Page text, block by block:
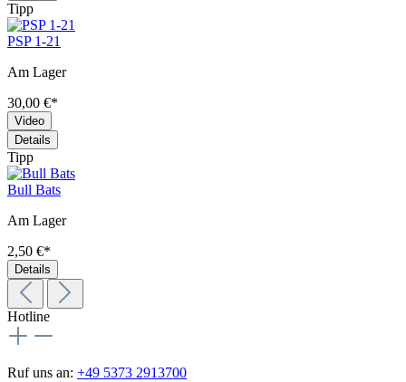
Tipp
PSP 1-21
Am Lager
30,00 €*
Video
Details
Tipp
Bull Bats
Am Lager
2,50 €*
Details
Hotline
Ruf uns an: +49 5373 2913700